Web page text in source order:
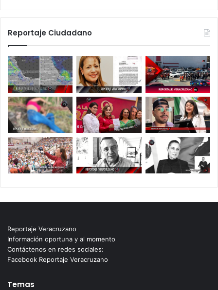
Reportaje Ciudadano
Reportaje Veracruzano
Información oportuna y al momento
Contáctenos en redes sociales:
Facebook Reportaje Veracruzano
Temas